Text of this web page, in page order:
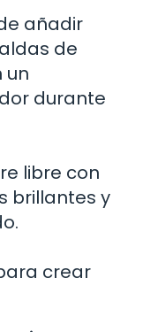
añadir
de
un
durante
libre con
brillantes y
crear